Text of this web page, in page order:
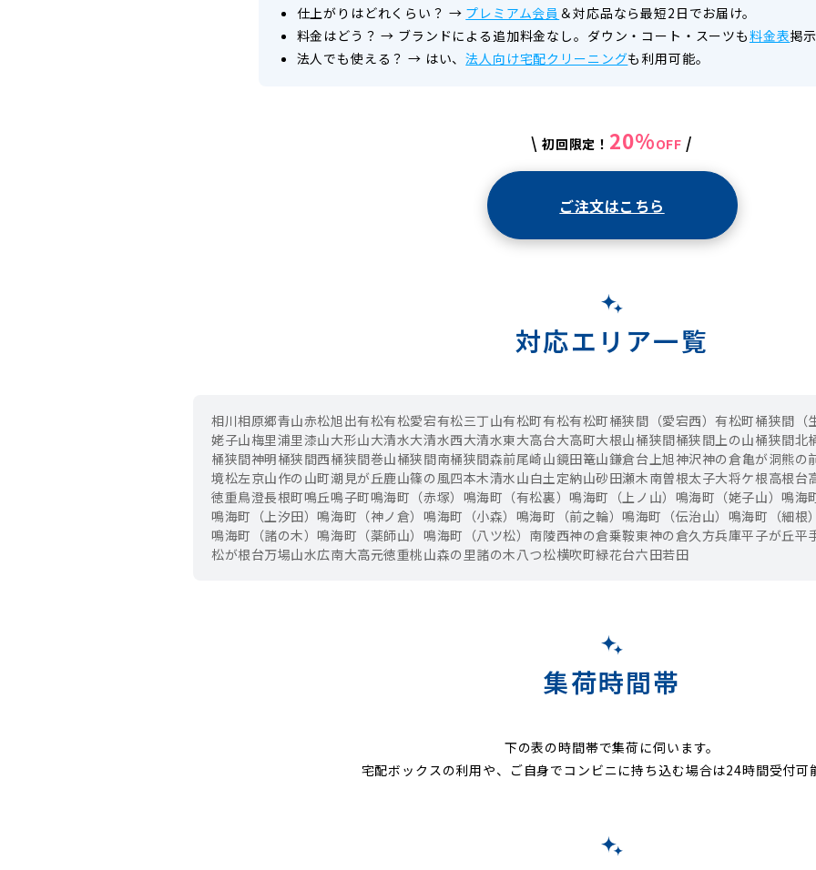
仕上がりはどれくらい？ → プレミアム会員 ＆対応品なら最短2日でお届け。
料金はどう？ → ブランドによる追加料金なし。ダウン・コート・スーツも料金表掲
法人でも使える？ → はい、法人向け宅配クリーニングも利用可能。
\ 初回限定！ 20%OFF /
ご注文はこちら
対応エリア一覧
相川相原郷青山赤松旭出有松有松愛宕有松三丁山有松町有松有松町桶狭間（愛宕西）有松町桶狭間（
姥子山梅里浦里漆山大形山大清水大清水西大清水東大高台大高町大根山桶狭間桶狭間上の山桶狭間北
桶狭間神明桶狭間西桶狭間巻山桶狭間南桶狭間森前尾崎山鏡田篭山鎌倉台上旭神沢神の倉亀が洞熊の
境松左京山作の山町潮見が丘鹿山篠の風四本木清水山白土定納山砂田瀬木南曽根太子大将ケ根高根台
徳重鳥澄長根町鳴丘鳴子町鳴海町（赤塚） 鳴海町（有松裏）鳴海町（上ノ山） 鳴海町（姥子山）鳴海
鳴海町（上汐田）鳴海町（神ノ倉） 鳴海町（小森） 鳴海町（前之輪）鳴海町（伝治山） 鳴海町（細根
鳴海町（諸の木）鳴海町（薬師山） 鳴海町（八ツ松） 南陵西神の倉乗鞍東神の倉久方兵庫平子が丘平
松が根台万場山水広南大高元徳重桃山森の里諸の木八つ松横吹町緑花台六田若田
集荷時間帯
下の表の時間帯で集荷に伺います。
宅配ボックスの利用や、ご自身でコンビニに持ち込む場合は24時間受付可